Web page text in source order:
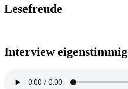
Lesefreude
Interview eigenstimmig